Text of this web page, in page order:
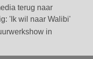
terug naar
'Ik wil naar Walibi'
in